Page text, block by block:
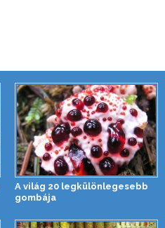
A világ 20 legkülönlegesebb
gombája